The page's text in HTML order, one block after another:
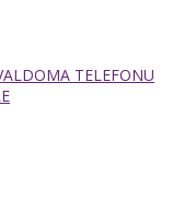
TELEFONU